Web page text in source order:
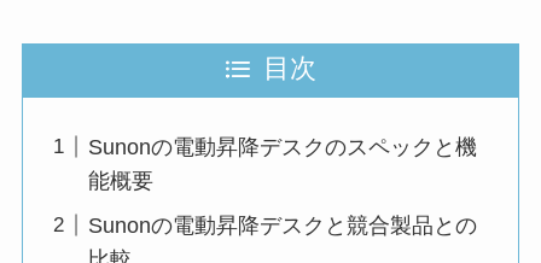
目次
Sunonの電動昇降デスクのスペックと機
能概要
Sunonの電動昇降デスクと競合製品との